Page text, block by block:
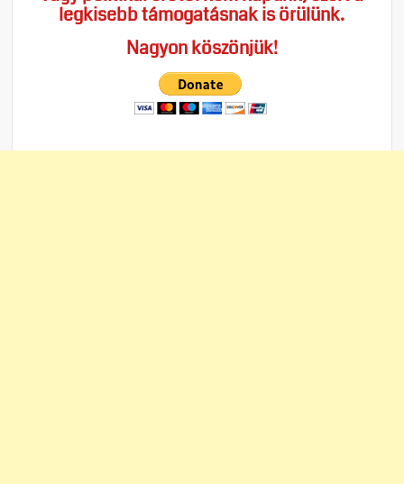
legkisebb támogatásnak is örülünk.
Nagyon köszönjük!